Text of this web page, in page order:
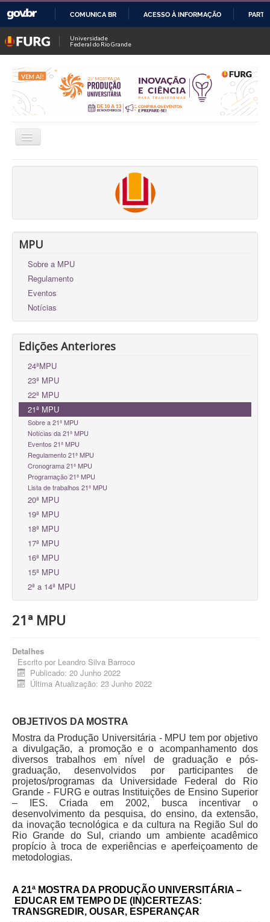
O
COMUNICA BR ACESSO À INFORMAÇÃO
Universidade
Federal do Rio Grande
Alternar
INSCRIÇÕES
CONSULTAR TRABALHOS / SALAS
MPU
Sobre a MPU
Regulamento
Eventos
Notícias
Edições Anteriores
24ªMPU
23ª MPU
22ª MPU
21ª MPU
Sobre a 21ª MPU
Notícias da 21ª MPU
Eventos 21ª MPU
Regulamento 21ª MPU
Cronograma 21ª MPU
Programação 21ª MPU
Lista de trabalhos 21ª MPU
20ª MPU
19ª MPU
18ª MPU
17ª MPU
16ª MPU
15ª MPU
2ª a 14ª MPU
21ª MPU
Detalhes
Escrito por Leandro Silva Barroco
Publicado: 20 Junho 2022
Última Atualização: 23 Junho 2022
OBJETIVOS DA MOSTRA
Mostra da Produção Universitária - MPU tem por objetivo
a divulgação, a promoção e o acompanhamento dos
diversos trabalhos em nível de graduação e pós-
graduação, desenvolvidos por participantes de
projetos/programas da Universidade Federal do Rio
Grande - FURG e outras Instituições de Ensino Superior
– IES. Criada em 2002, busca incentivar o
desenvolvimento da pesquisa, do ensino, da extensão,
da inovação tecnológica e da cultura na Região Sul do
Rio Grande do Sul, criando um ambiente acadêmico
propício à troca de experiências e aperfeiçoamento de
metodologias.
A 21ª MOSTRA DA PRODUÇÃO UNIVERSITÁRIA –
EDUCAR EM TEMPO DE (IN)CERTEZAS:
TRANSGREDIR, OUSAR, ESPERANÇAR